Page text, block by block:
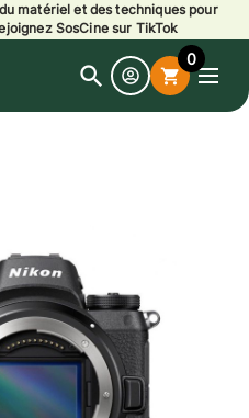
matériel et des techniques pour
SosCine sur TikTok
search
Open
shopping_cart
0